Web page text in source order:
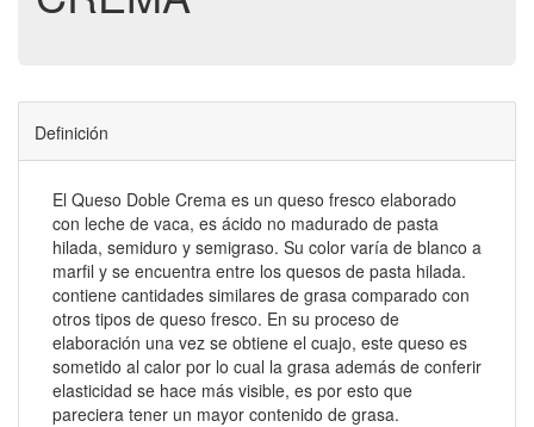
Definición
El Queso Doble Crema es un queso fresco elaborado
con leche de vaca, es ácido no madurado de pasta
hilada, semiduro y semigraso. Su color varía de blanco a
marfil y se encuentra entre los quesos de pasta hilada.
contiene cantidades similares de grasa comparado con
otros tipos de queso fresco. En su proceso de
elaboración una vez se obtiene el cuajo, este queso es
sometido al calor por lo cual la grasa además de conferir
elasticidad se hace más visible, es por esto que
pareciera tener un mayor contenido de grasa.